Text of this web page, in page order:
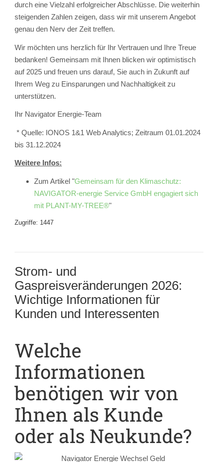
durch eine Vielzahl erfolgreicher Abschlüsse. Die weiterhin
steigenden Zahlen zeigen, dass wir mit unserem Angebot
genau den Nerv der Zeit treffen.
Wir möchten uns herzlich für Ihr Vertrauen und Ihre Treue
bedanken! Gemeinsam mit Ihnen blicken wir optimistisch
auf 2025 und freuen uns darauf, Sie auch in Zukunft auf
Ihrem Weg zu Einsparungen und Nachhaltigkeit zu
unterstützen.
Ihr Navigator Energie-Team
* Quelle: IONOS 1&1 Web Analytics; Zeitraum 01.01.2024
bis 31.12.2024
Weitere Infos:
Zum Artikel "Gemeinsam für den Klimaschutz:
NAVIGATOR-energie Service GmbH engagiert sich
mit PLANT-MY-TREE®"
Zugriffe: 1447
Strom- und
Gaspreisveränderungen 2026:
Wichtige Informationen für
Kunden und Interessenten
Welche
Informationen
benötigen wir von
Ihnen als Kunde
oder als Neukunde?